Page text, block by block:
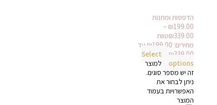
הדפסות ומתנות
₪199.00
–
₪339.00
טווח
מחירים: ⁦₪199.00⁩ עד
Select
options
למוצר
זה יש מספר סוגים.
ניתן לבחור את
האפשרויות בעמוד
המוצר